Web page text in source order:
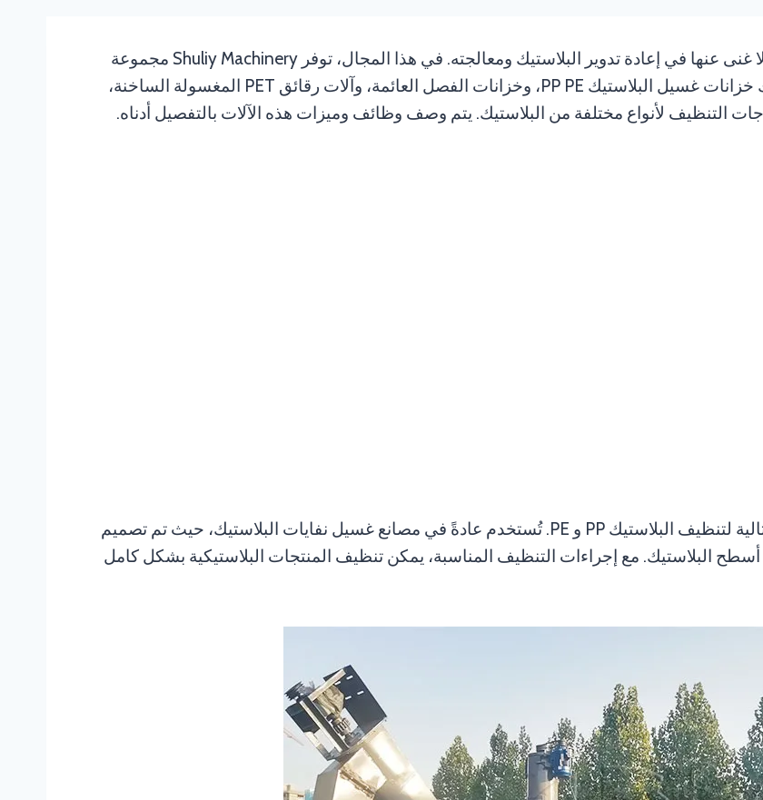
تعتبر غسالة الخردة البلاستيكية من المعدات الهامة التي لا غنى عنها في إعادة تدوير البلاستيك ومعالجته. في هذا المجال، توفر Shuliy Machinery مجموعة
واسعة من معدات غسيل البلاستيك المتقدمة، بما في ذلك خزانات غسيل البلاستيك PP PE، وخزانات الفصل العائمة، وآلات رقائق PET المغسولة الساخنة،
التنظيف لأنواع مختلفة من البلاستيك. يتم وصف وظائف وميزات هذه الآلات بالتفصيل أدناه.
من شركة شولي مثالية لتنظيف البلاستيك PP و PE. تُستخدم عادةً في مصانع غسيل نفايات البلاستيك، حيث تم تصميم
أسطح البلاستيك. مع إجراءات التنظيف المناسبة، يمكن تنظيف المنتجات البلاستيكية بشكل كامل